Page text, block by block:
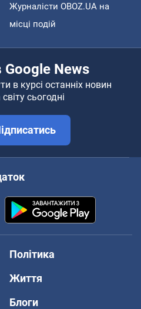
Журналісти OBOZ.UA на
місці подій
Google News
в курсі останніх новин
сьогодні
Політика
Життя
Блоги